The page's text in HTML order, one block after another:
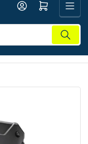
Apri il mini carrello